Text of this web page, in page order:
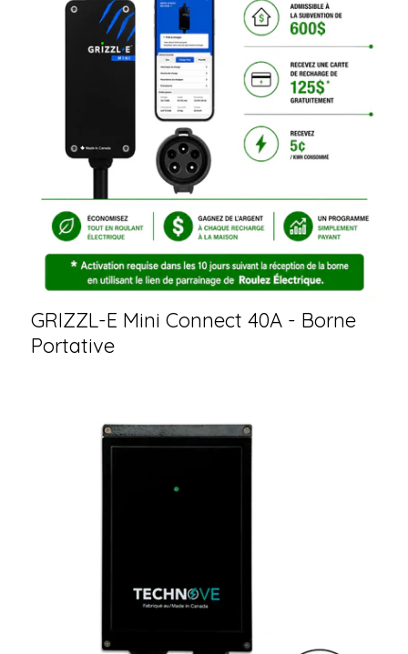
GRIZZL-E Mini Connect 40A - Borne
Portative